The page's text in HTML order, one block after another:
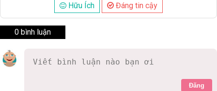
Hữu Ích
Đáng tin cậy
0 bình luận
Đăng